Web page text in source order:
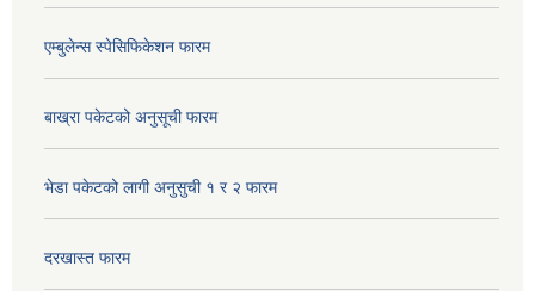
एम्बुलेन्स स्पेसिफिकेशन फारम
बाख्रा पकेटको अनुसूची फारम
भेडा पकेटको लागी अनुसुची १ र २ फारम
दरखास्त फारम